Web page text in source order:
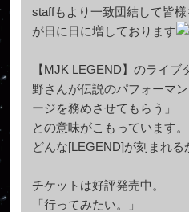
staffもより一致団結して皆
が日に日に増しております
【MJK LEGEND】のライブ
野さんが伝説のパフォーマ
ージを務めさせてもらう」
との意味がこもっています。
どんな[LEGEND]が刻まれ
チケットは好評発売中。
「行ってみたい。」